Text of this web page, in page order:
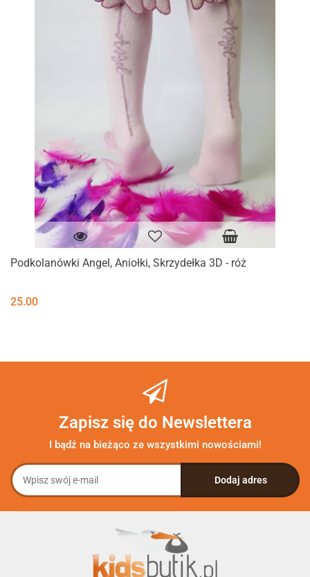
Podkolanówki Angel, Aniołki, Skrzydełka 3D - róż
25.00
Zapisz się do Newslettera
I bądź na bieżąco ze wszystkimi nowościami!